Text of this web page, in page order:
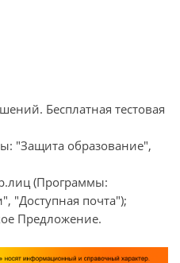
Бесплатная тестовая
"Защита образование",
(Программы:
"Доступная почта");
Предложение.